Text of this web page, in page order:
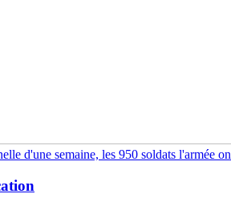
d'une semaine, les 950 soldats l'armée